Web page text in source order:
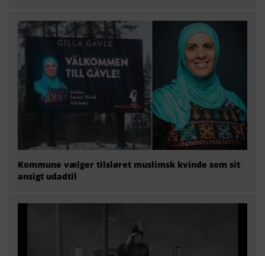
Kommune vælger tilsløret muslimsk kvinde som sit
ansigt udadtil